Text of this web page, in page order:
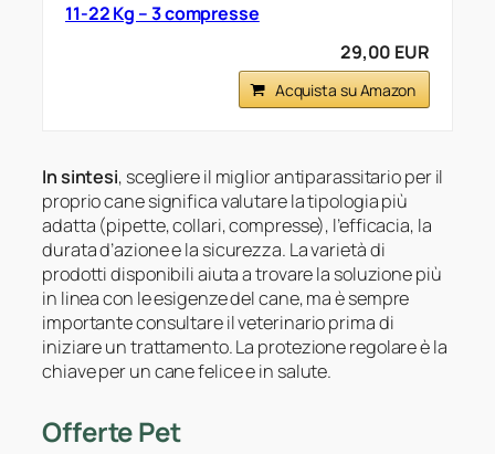
11-22 Kg – 3 compresse
29,00 EUR
Acquista su Amazon
In sintesi, scegliere il miglior antiparassitario per il
proprio cane significa valutare la tipologia più
adatta (pipette, collari, compresse), l’efficacia, la
durata d’azione e la sicurezza. La varietà di
prodotti disponibili aiuta a trovare la soluzione più
in linea con le esigenze del cane, ma è sempre
importante consultare il veterinario prima di
iniziare un trattamento. La protezione regolare è la
chiave per un cane felice e in salute.
Offerte Pet